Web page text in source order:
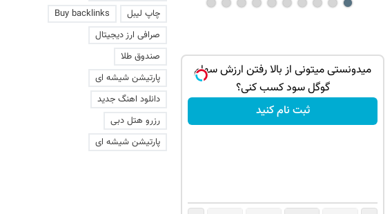
میدونستی میتونی از بالا رفتن ارزش سهام
گوگل سود کسب کنی؟
ثبت نام کنید
چاپ لیبل
Buy backlinks
صرافی ارز دیجیتال
صندوق طلا
پارتیشن شیشه ای
دانلود اهنگ جدید
رزرو هتل دبی
پارتیشن شیشه ای